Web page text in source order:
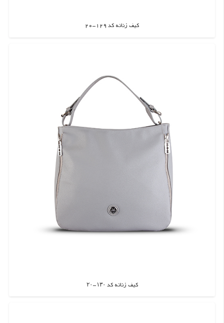
کیف زنانه کد 129-20
اطلاعات بیشتر
کیف زنانه کد ۱۳۰-۲۰
اطلاعات بیشتر